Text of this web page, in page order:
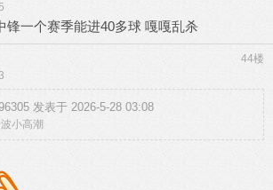
锋一个赛季能进40多球 嘎嘎乱杀
44楼
发表于 2026-5-28 03:08
小高潮